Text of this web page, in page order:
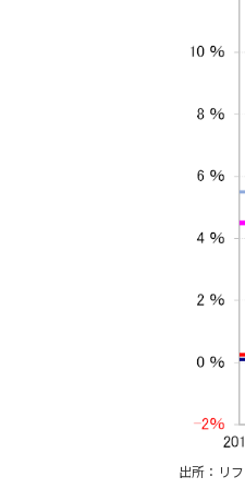
出所：リ